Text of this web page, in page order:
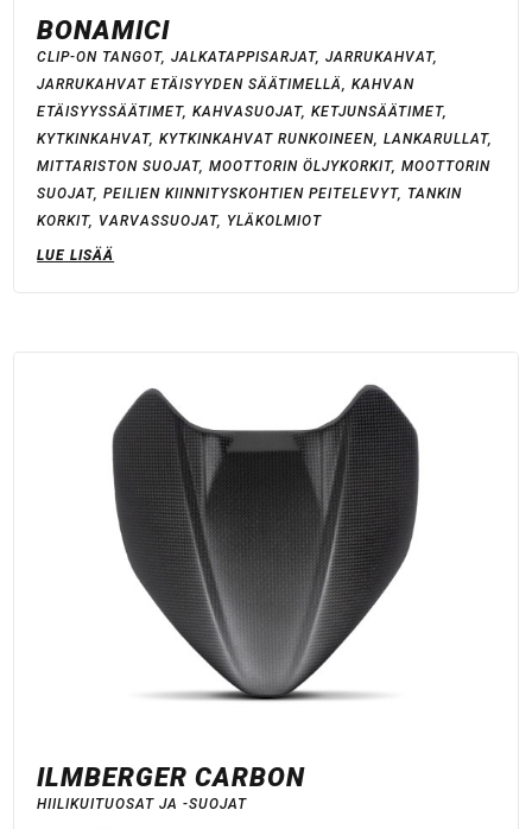
BONAMICI
CLIP-ON TANGOT,JALKATAPPISARJAT,JARRUKAHVAT,
JARRUKAHVAT ETÄISYYDEN SÄÄTIMELLÄ,KAHVAN
ETÄISYYSSÄÄTIMET,KAHVASUOJAT,KETJUNSÄÄTIMET,
KYTKINKAHVAT,KYTKINKAHVAT RUNKOINEEN,LANKARULLAT,
MITTARISTON SUOJAT,MOOTTORIN ÖLJYKORKIT,MOOTTORIN
SUOJAT,PEILIEN KIINNITYSKOHTIEN PEITELEVYT, TANKIN
KORKIT, VARVASSUOJAT, YLÄKOLMIOT
LUE LISÄÄ
ILMBERGER CARBON
HIILIKUITUOSAT JA -SUOJAT